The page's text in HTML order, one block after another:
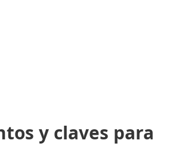
y claves para